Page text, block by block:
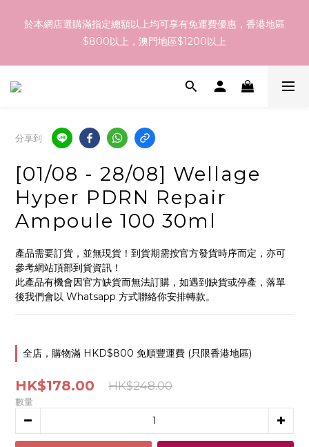
港，最終亦要視乎各品牌最終發貨日子及出貨速度而定。
港，最終亦要視乎各品牌最終發貨日子及出貨速度而定。
分享到
[01/08 - 28/08] Wellage
Hyper PDRN Repair
Ampoule 100 30ml
產品需要訂貨，並無現貨！到貨期需按官方發貨時序而定，亦可
參考網站頂部到貨資訊！
此產品有機會因官方缺貨而無法訂購，如遇到缺貨或停產，落單
後我們會以 Whatsapp 方式聯絡你安排轉款。
全店，購物滿 HKD$800 免順豐運費 (只限香港地區)
HK$178.00 HK$248.00
數量